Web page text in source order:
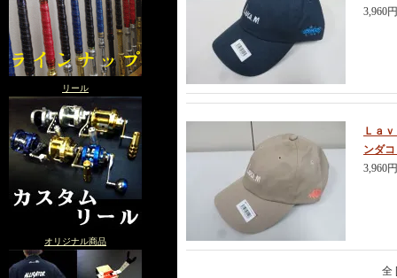
リール
オリジナル商品
3,960
Ｌａ
ンダ
3,960
全